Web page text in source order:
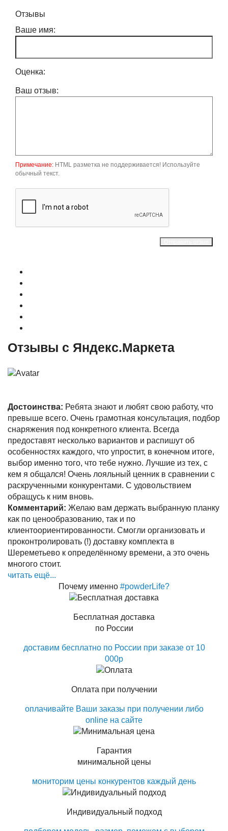
Отзывы
Ваше имя:
Оценка:
Ваш отзыв:
Примечание: HTML разметка не поддерживается! Используйте
обычный текст.
Отзывы с Яндекс.Маркета
Достоинства: Ребята знают и любят свою работу, что
превыше всего. Очень грамотная консультация, подбор
снаряжения под конкретного клиента. Всегда
предоставят несколько вариантов и распишут об
особенностях каждого, что упростит, в конечном итоге,
выбор именно того, что тебе нужно. Лучшие из тех, с
кем я общался! Очень лояльный ценник в сравнении с
раскрученными конкурентами. С удовольствием
обращусь к ним вновь.
Комментарий: Желаю вам держать выбранную планку
как по ценообразованию, так и по
клиентоориентированности. Смогли организовать и
проконтролировать (!) доставку комплекта в
Шереметьево к определённому времени, а это очень
многого стоит.
читать ещё...
Почему именно #powderLife?
Бесплатная доставка
по России
доставим бесплатно по России при заказе от 10
000р
Оплата при получении
оплачивайте Ваши заказы при получении либо
online на сайте
Гарантия
минимальной цены
мониторим цены конкурентов каждый день
Индивидуальный подход